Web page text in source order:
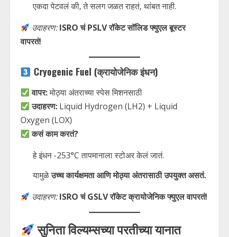
एकदा पेटवलं की, ते सलग जळत राहतं, थांबत नाही.
उदाहरण: ISRO चं PSLV रॉकेट सॉलिड फ्युएल बूस्टर
वापरतं!
Cryogenic Fuel (क्रायोजेनिक इंधन)
वापर:मोठ्या अंतराच्या स्पेस मिशनसाठी
उदाहरण: Liquid Hydrogen (LH2) + Liquid
Oxygen (LOX)
कसं काम करतं?
हे इंधन -253°C तापमानाला स्टोअर केलं जातं.
यामुळेउच्च कार्यक्षमता आणि मोठ्या अंतरासाठी उपयुक्त असतं.
उदाहरण: ISRO चं GSLV रॉकेट क्रायोजेनिक फ्युएल वापरतं!
सुनिता विल्यम्सच्या परतीच्या यानात